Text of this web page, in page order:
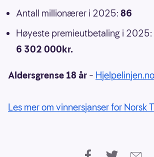
Antall millionærer i 2025: 86
Høyeste premieutbetaling i 2025:
6 302 000kr.
Aldersgrense 18 år – Hjelpelinjen.no
Les mer om vinnersjanser for Norsk